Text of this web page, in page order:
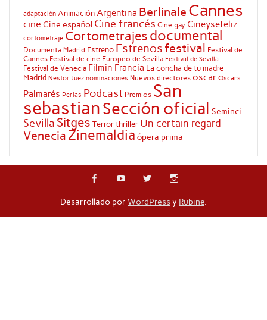
adaptación AnimaciónArgentina Berlinale Cannes
cine Cine español Cine francés Cine gay Cineysefeliz
cortometraje Cortometrajes documental
Documenta Madrid Estreno Estrenos festival Festival de
Cannes Festival de cine Europeo de Sevilla Festival de Sevilla
Festival de Venecia Filmin Francia La concha de tu madre
Madrid Nestor Juez nominaciones Nuevos directores oscar Oscars
Palmarés Perlas Podcast Premios San
sebastianSección oficial Seminci
Sevilla Sitges Terrorthriller Un certain regard
Venecia Zinemaldia ópera prima
Desarrollado por WordPressy Rubine